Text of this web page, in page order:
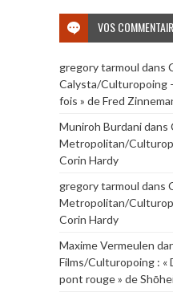
VOS
gregory tarmoul dans
Calysta/Culturopoing
fois » de Fred
Muniroh Burdanidans
Metropolitan/
Corin Hardy
gregory tarmoul dans
Metropolitan/
Corin Hardy
Maxime Vermeulen
Films/Culturopoing : «
pont rouge » de